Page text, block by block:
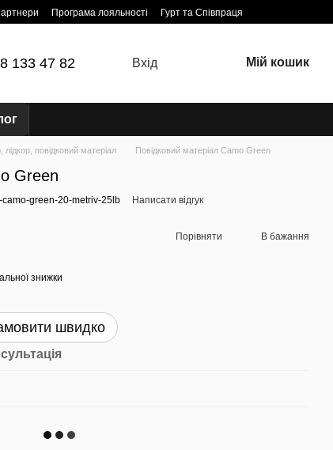
Програма лояльності Гурт та Співпраця
133 47 82 Вхід Мій кошик
повідковий матеріал Повідковий матеріал Camo Green
Green
green-20-metriv-25lb Написати відгук
Порівняти В бажання
знижки
швидко